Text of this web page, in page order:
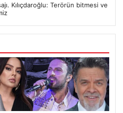
Kılıçdaroğlu: Terörün bitmesi ve